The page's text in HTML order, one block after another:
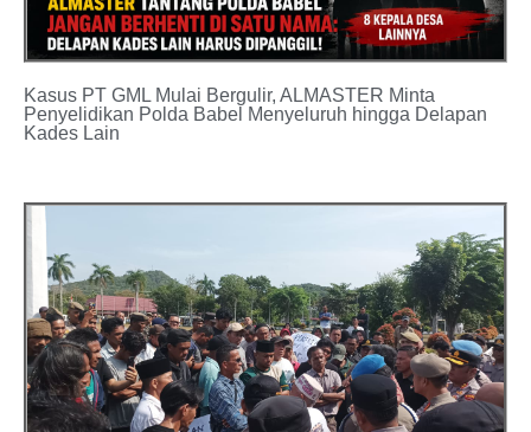
Kasus PT GML Mulai Bergulir, ALMASTER Minta
Penyelidikan Polda Babel Menyeluruh hingga Delapan
Kades Lain